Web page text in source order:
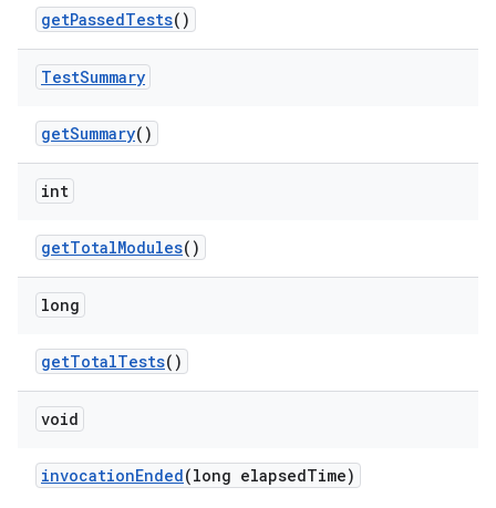
getPassedTests()
TestSummary
getSummary()
int
getTotalModules()
long
getTotalTests()
void
invocationEnded(long elapsedTime)